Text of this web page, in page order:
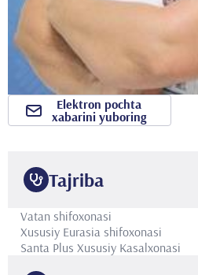
Tajriba
Vatan shifoxonasi
Xususiy Eurasia shifoxonasi
Santa Plus Xususiy Kasalxonasi
Elektron pochta
xabarini yuboring